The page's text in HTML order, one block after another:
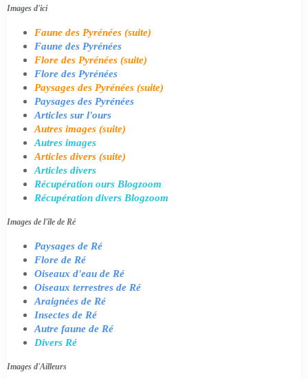
Images d'ici
Faune des Pyrénées (suite)
Faune des Pyrénées
Flore des Pyrénées (suite)
Flore des Pyrénées
Paysages des Pyrénées (suite)
Paysages des Pyrénées
Articles sur l'ours
Autres images (suite)
Autres images
Articles divers (suite)
Articles divers
Récupération ours Blogzoom
Récupération divers Blogzoom
Images de l'île de Ré
Paysages de Ré
Flore de Ré
Oiseaux d'eau de Ré
Oiseaux terrestres de Ré
Araignées de Ré
Insectes de Ré
Autre faune de Ré
Divers Ré
Images d'Ailleurs